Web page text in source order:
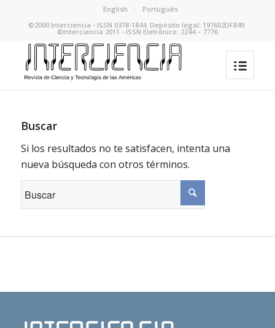
English
Português
©2000 Interciencia - ISSN 0378-1844. Depósito legal: 197602DF849.
©Interciencia 2011 - ISSN Eletrônico: 2244 – 7776
Buscar
Si los resultados no te satisfacen, intenta una
nueva búsqueda con otros términos.